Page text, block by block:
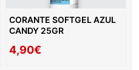
CORANTE SOFTGEL AZUL
CANDY 25GR
4,90€